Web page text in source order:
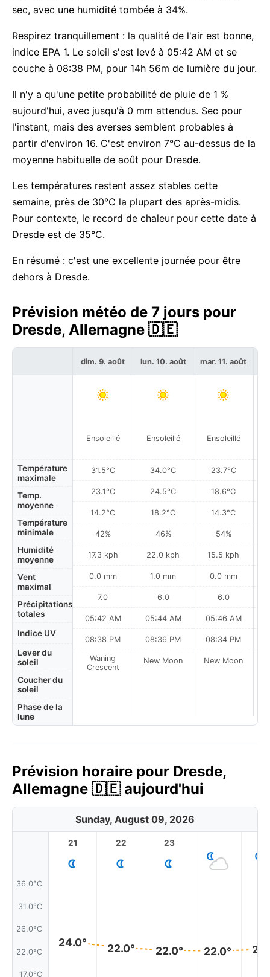
sec, avec une humidité tombée à 34%.
Respirez tranquillement : la qualité de l'air est bonne,
indice EPA 1. Le soleil s'est levé à 05:42 AM et se
couche à 08:38 PM, pour 14h 56m de lumière du jour.
Il n'y a qu'une petite probabilité de pluie de 1 %
aujourd'hui, avec jusqu'à 0 mm attendus. Sec pour
l'instant, mais des averses semblent probables à
partir d'environ 16. C'est environ 7°C au-dessus de la
moyenne habituelle de août pour Dresde.
Les températures restent assez stables cette
semaine, près de 30°C la plupart des après-midis.
Pour contexte, le record de chaleur pour cette date à
Dresde est de 35°C.
En résumé : c'est une excellente journée pour être
dehors à Dresde.
Prévision météo de 7 jours pour
Dresde, Allemagne 🇩🇪
Température
maximale
Temp.
moyenne
Température
minimale
Humidité
moyenne
Vent
maximal
Précipitations
totales
Indice UV
Lever du
soleil
Coucher du
soleil
Phase de la
lune
dim. 9. août
Ensoleillé
31.5°C
23.1°C
14.2°C
42%
17.3 kph
0.0 mm
7.0
05:42 AM
08:38 PM
Waning
Crescent
lun. 10. août
Ensoleillé
34.0°C
24.5°C
18.2°C
46%
22.0 kph
1.0 mm
6.0
05:44 AM
08:36 PM
New Moon
mar. 11. août
Ensoleillé
23.7°C
18.6°C
14.3°C
54%
15.5 kph
0.0 mm
6.0
05:46 AM
08:34 PM
New Moon
Prévision horaire pour Dresde,
Allemagne 🇩🇪 aujourd'hui
Sunday, August 09, 2026
36.0°C
31.0°C
26.0°C
22.0°C
17.0°C
21
24.0°
22
22.0°
23
22.0° 22.0°